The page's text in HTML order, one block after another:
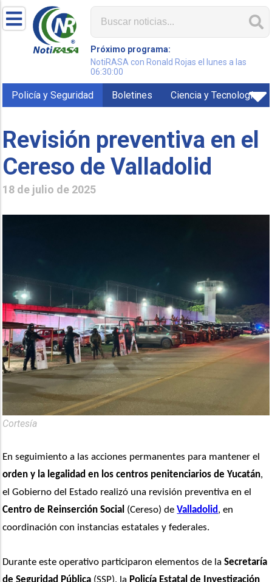
Próximo programa:
NotiRASA con Ronald Rojas el lunes a las
06:30:00
Policía y Seguridad Boletines Ciencia y Tecnología
Revisión preventiva en el
Cereso de Valladolid
18 de julio de 2025
Cortesía
orden y la legalidad en los centros penitenciarios de Yucatán,
el Gobierno del Estado realizó una revisión preventiva en el
Centro de Reinserción Social (Cereso) de Valladolid, en
coordinación con instancias estatales y federales.
Durante este operativo participaron elementos de la Secretaría
de Seguridad Pública (SSP), la Policía Estatal de Investigación